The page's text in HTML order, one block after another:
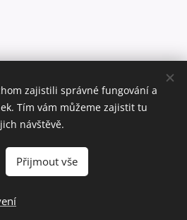
práva vyhrazena.
zajistili správné fungování a
Tím vám můžeme zajistit tu
návštěvě.
Přijmout vše